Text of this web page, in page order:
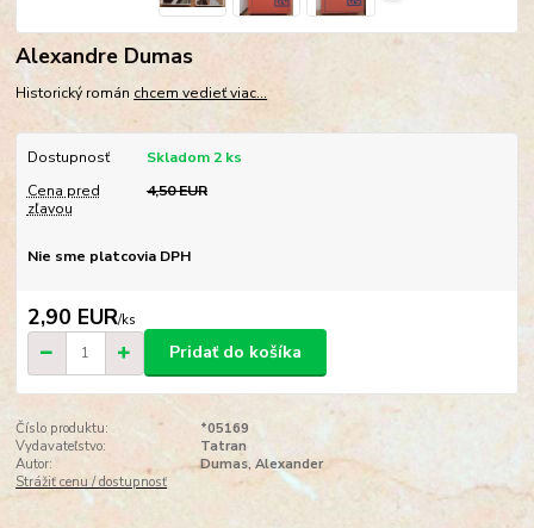
Alexandre Dumas
Historický román chcem vedieť viac...
Dostupnosť
Skladom 2 ks
Cena pred
zľavou
4,50 EUR
Nie sme platcovia DPH
2,90 EUR/ks
Pridať do košíka
Číslo produktu:
*05169
Vydavateľstvo:
Tatran
Autor:
Dumas, Alexander
Strážiť cenu / dostupnosť